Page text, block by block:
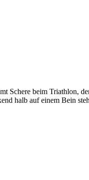
Schere beim Triathlon,
halb auf einem Bein